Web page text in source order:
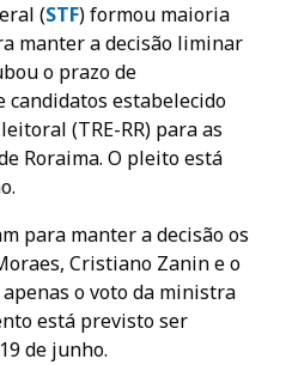
(STF) formou maioria
manter a decisão liminar
o prazo de
candidatos estabelecido
(TRE-RR) para as
Roraima. O pleito está
para manter a decisão os
Cristiano Zanin e o
o voto da ministra
está previsto ser
de junho.